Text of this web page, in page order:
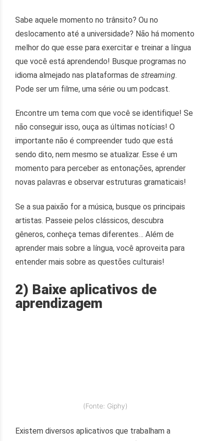
Sabe aquele momento no trânsito? Ou no
deslocamento até a universidade? Não há momento
melhor do que esse para exercitar e treinar a língua
que você está aprendendo! Busque programas no
idioma almejado nas plataformas destreaming.
Pode ser um filme, uma série ou um podcast.
Encontre um tema com que você se identifique! Se
não conseguir isso, ouça as últimas notícias! O
importante não é compreender tudo que está
sendo dito, nem mesmo se atualizar. Esse é um
momento para perceber as entonações, aprender
novas palavras e observar estruturas gramaticais!
Se a sua paixão for a música, busque os principais
artistas. Passeie pelos clássicos, descubra
gêneros, conheça temas diferentes… Além de
aprender mais sobre a língua, você aproveita para
entender mais sobre as questões culturais!
2) Baixe aplicativos de
aprendizagem
(Fonte: Giphy)
Existem diversos aplicativos que trabalham a